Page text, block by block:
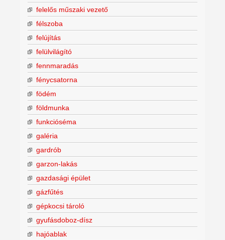
felelős műszaki vezető
félszoba
felújítás
felülvilágító
fennmaradás
fénycsatorna
födém
földmunka
funkcióséma
galéria
gardrób
garzon-lakás
gazdasági épület
gázfűtés
gépkocsi tároló
gyufásdoboz-dísz
hajóablak